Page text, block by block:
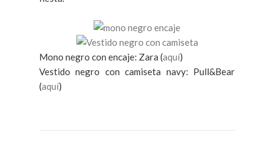
Mono negro con encaje: Zara (aquí)
Vestido negro con camiseta navy: Pull&Bear
(aquí)